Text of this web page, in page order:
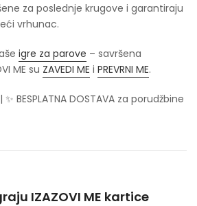
za poslednje krugove i garantiraju
vrhunac.
igre za parove – savršena
ME su ZAVEDI ME i PREVRNI ME.
BESPLATNA DOSTAVA za porudžbine
IZAZOVI ME kartice